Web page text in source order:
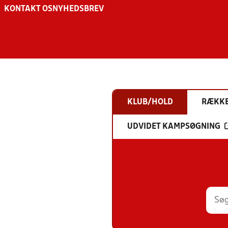
KONTAKT OS NYHEDSBREV
KLUB/HOLD
UDVIDET KAMPSØGNING